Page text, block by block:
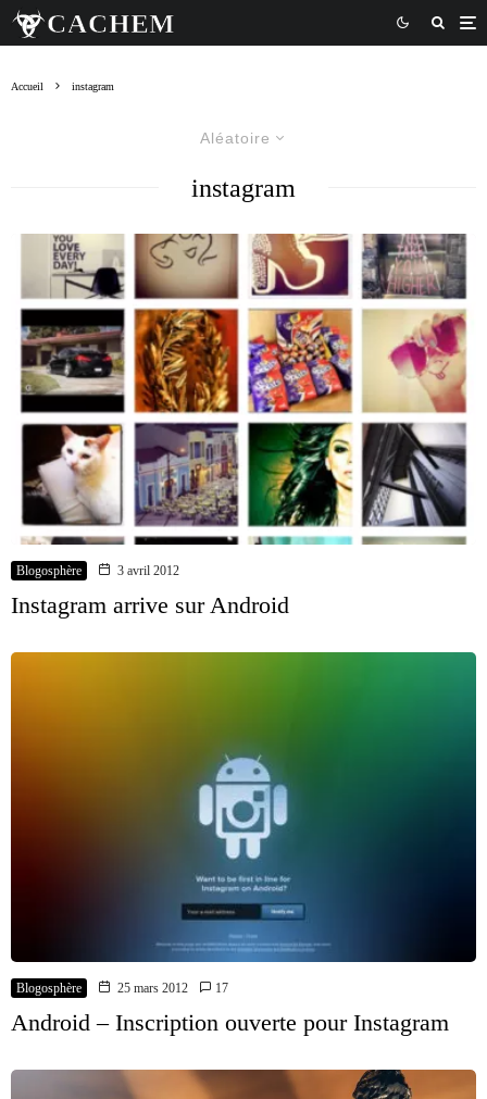
Accueil instagram
Aléatoire
instagram
Blogosphère 3 avril 2012
Instagram arrive sur Android
Blogosphère 25 mars 2012 17
Android – Inscription ouverte pour Instagram